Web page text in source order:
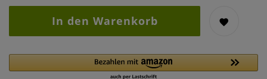
In den Warenkorb